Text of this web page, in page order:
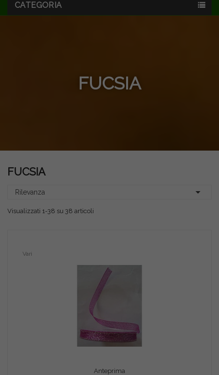
CATEGORIA
FUCSIA
FUCSIA
Rilevanza 
Visualizzati 1-38 su 38 articoli
Anteprima
Vari